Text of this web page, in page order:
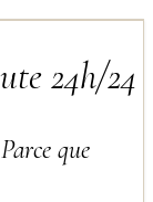
24h/24
que